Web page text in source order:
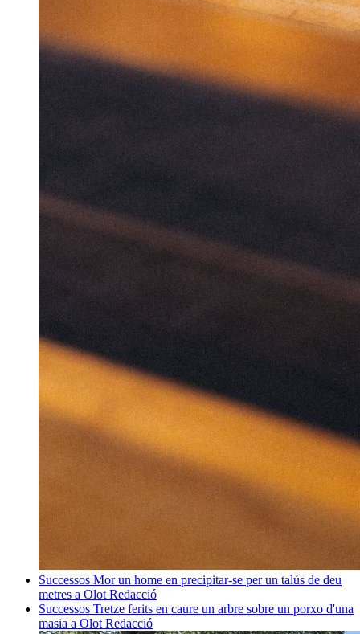
Successos Mor un home en precipitar-se per un talús de deu
metres a Olot Redacció
Successos Tretze ferits en caure un arbre sobre un porxo d'una
masia a Olot Redacció